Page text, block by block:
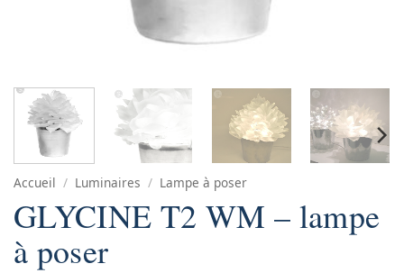
Accueil / Luminaires / Lampe à poser
GLYCINE T2 WM – lampe
à poser